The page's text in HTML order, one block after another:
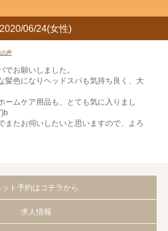
2020/06/24(女性)
の声
でお願いしました。
髪色になりヘッドスパも気持ち良く、大
ームケア用品も、とても気に入りまし
またお伺いしたいと思いますので、よろ
ット予約はコチラから
求人情報